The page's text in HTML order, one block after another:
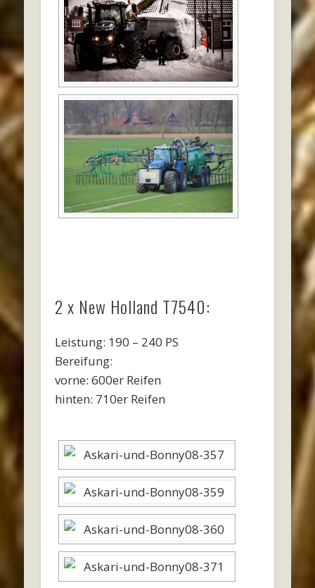
2 x New Holland T7540:
Leistung: 190 – 240 PS
Bereifung:
vorne: 600er Reifen
hinten: 710er Reifen